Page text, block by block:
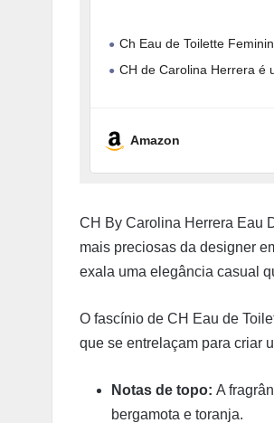
Ch Eau de Toilette
CH de Carolina Herrera é
Amazon
CH By Carolina Herrera Eau
mais preciosas da designer
exala uma elegância casual
O fascínio de CH Eau de
que se entrelaçam para criar
Notas de topo: A
bergamota e toranja.